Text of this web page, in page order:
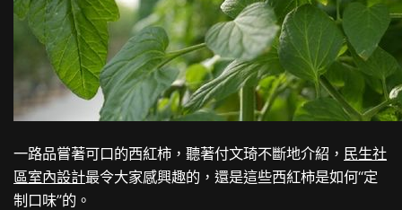
一路品嘗著可口的西紅柿，聽著付文琦不斷地介紹， 民生社
區室內設計最令大家感興趣的，還是這些西紅柿是如何“定
制口味”的。